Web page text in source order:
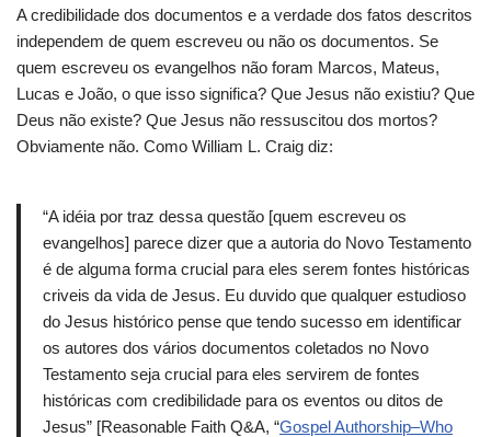
A credibilidade dos documentos e a verdade dos fatos descritos
independem de quem escreveu ou não os documentos. Se
quem escreveu os evangelhos não foram Marcos, Mateus,
Lucas e João, o que isso significa? Que Jesus não existiu? Que
Deus não existe? Que Jesus não ressuscitou dos mortos?
Obviamente não. Como William L. Craig diz:
“A idéia por traz dessa questão [quem escreveu os
evangelhos] parece dizer que a autoria do Novo Testamento
é de alguma forma crucial para eles serem fontes históricas
criveis da vida de Jesus. Eu duvido que qualquer estudioso
do Jesus histórico pense que tendo sucesso em identificar
os autores dos vários documentos coletados no Novo
Testamento seja crucial para eles servirem de fontes
históricas com credibilidade para os eventos ou ditos de
Jesus” [Reasonable Faith Q&A, “Gospel Authorship–Who